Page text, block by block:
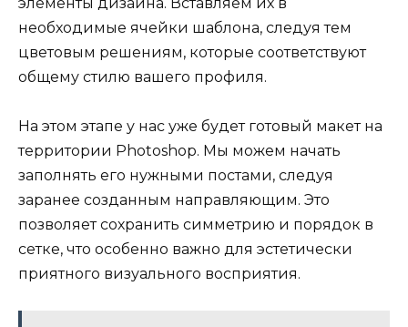
необходимые ячейки шаблона, следуя тем
цветовым решениям, которые соответствуют
общему стилю вашего профиля.
На этом этапе у нас уже будет готовый макет на
территории Photoshop. Мы можем начать
заполнять его нужными постами, следуя
заранее созданным направляющим. Это
позволяет сохранить симметрию и порядок в
сетке, что особенно важно для эстетически
приятного визуального восприятия.